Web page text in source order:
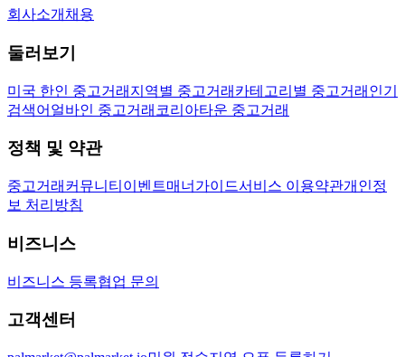
회사소개 채용
둘러보기
미국 한인 중고거래 지역별 중고거래 카테고리별 중고거래 인기
검색어 얼바인 중고거래 코리아타운 중고거래
정책 및 약관
중고거래 커뮤니티 이벤트매너가이드서비스 이용약관개인정
보 처리방침
비즈니스
비즈니스 등록협업 문의
고객센터